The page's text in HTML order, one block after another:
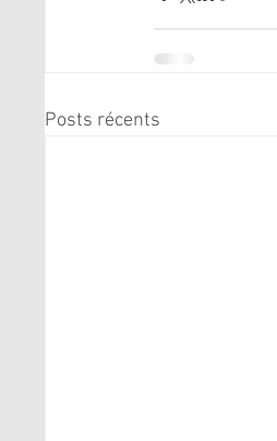
Posts récents